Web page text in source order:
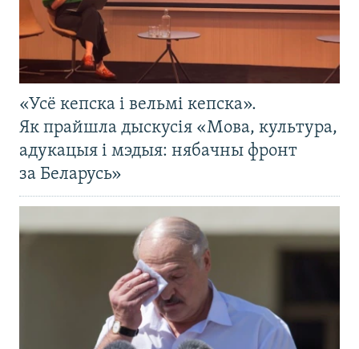
«Усё кепска і вельмі кепска».
Як прайшла дыскусія «Мова, культура,
адукацыя і мэдыя: нябачны фронт
за Беларусь»